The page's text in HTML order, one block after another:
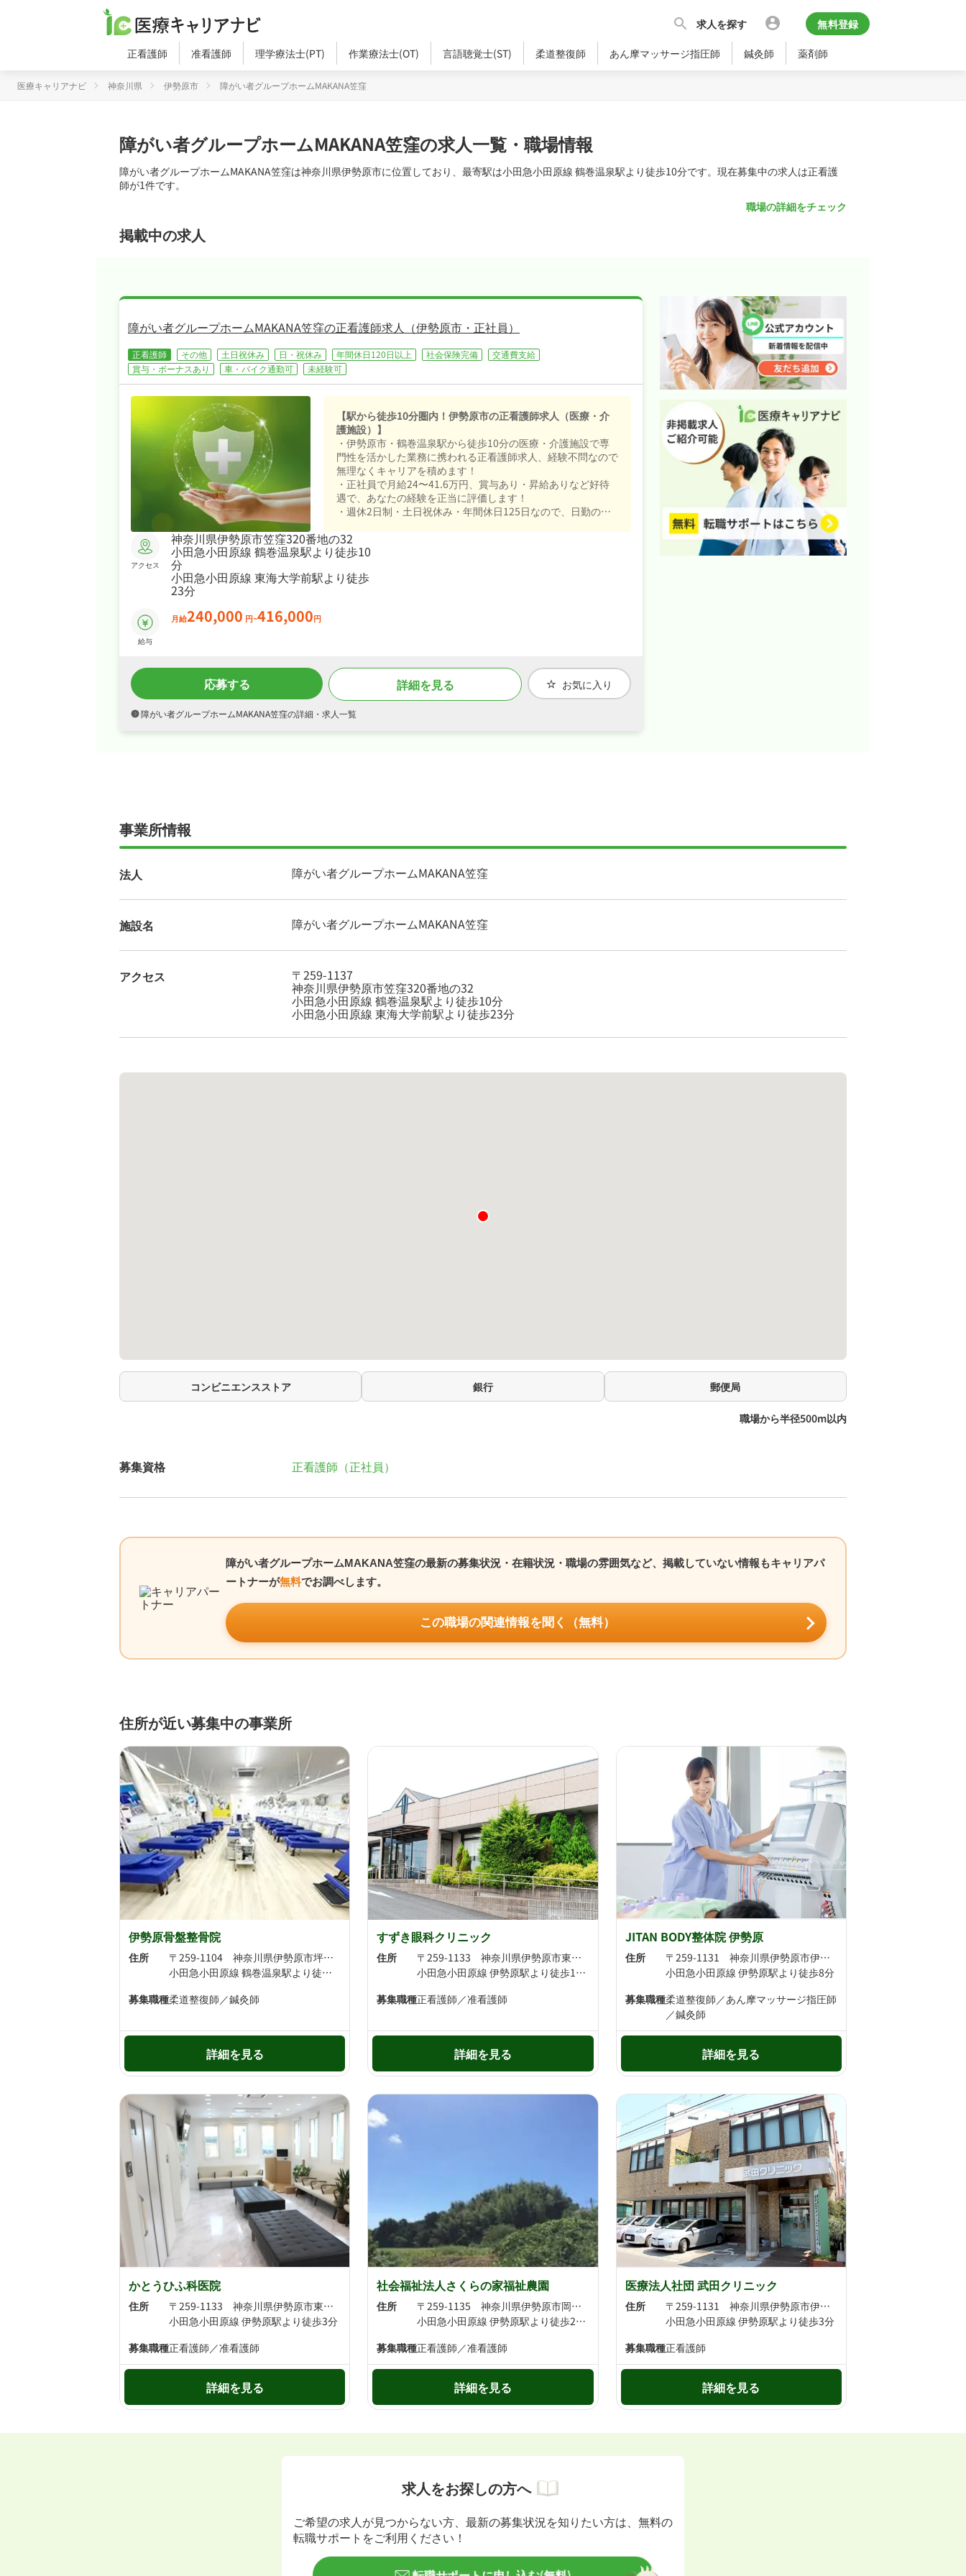
求人を探す 無料登録
正看護師 准看護師 理学療法士(PT) 作業療法士(OT) 言語聴覚士(ST) 柔道整復師 あん摩マッサージ指圧師 鍼灸師 薬剤師
医療キャリアナビ 神奈川県 伊勢原市 障がい者グループホームMAKANA笠窪
障がい者グループホームMAKANA笠窪の求人一覧・職場情報
障がい者グループホームMAKANA笠窪は神奈川県伊勢原市に位置しており、最寄駅は小田急小田原線 鶴巻温泉駅より徒歩10分です。現在募集中の求人は正看護
師が1件です。
職場の詳細をチェック
掲載中の求人
障がい者グループホームMAKANA笠窪の正看護師求人（伊勢原市・正社員）
正看護師 その他 土日祝休み 日・祝休み 年間休日120日以上 社会保険完備
交通費支給
賞与・ボーナスあり
車・バイク通勤可 未経験可
アクセス
神奈川県伊勢原市笠窪320番地の32
小田急小田原線 鶴巻温泉駅より徒歩10
分
小田急小田原線 東海大学前駅より徒歩
23分
給与
月給240,000 円~416,000円
【駅から徒歩10分圏内！伊勢原市の正看護師求人（医療・介
護施設）】
・伊勢原市・鶴巻温泉駅から徒歩10分の医療・介護施設で専
門性を活かした業務に携われる正看護師求人、経験不問なので
無理なくキャリアを積めます！
・正社員で月給24〜41.6万円、賞与あり・昇給ありなど好待
遇で、あなたの経験を正当に評価します！
・週休2日制・土日祝休み・年間休日125日なので、日勤のみ
・社会保険完備と手厚く、腰を据えて長く活躍できる職場で
す！
応募する 詳細を見る お気に入り
障がい者グループホームMAKANA笠窪の詳細・求人一覧
事業所情報
法人 障がい者グループホームMAKANA笠窪
施設名 障がい者グループホームMAKANA笠窪
アクセス 〒259-1137
神奈川県伊勢原市笠窪320番地の32
小田急小田原線 鶴巻温泉駅より徒歩10分
小田急小田原線 東海大学前駅より徒歩23分
コンビニエンスストア 銀行 郵便局
職場から半径500m以内
募集資格 正看護師（正社員）
障がい者グループホームMAKANA笠窪の最新の募集状況・在籍状況・職場の雰囲気など、掲載していない情報もキャリアパ
ートナーが無料でお調べします。
この職場の関連情報を聞く（無料）
住所が近い募集中の事業所
伊勢原骨盤整骨院
住所
〒259-1104 神奈川県伊勢原市坪ノ内241-2
小田急小田原線 鶴巻温泉駅より徒歩16分 小田急小田原線 東海大学前駅より徒歩29分
募集職種柔道整復師／鍼灸師
詳細を見る
すずき眼科クリニック
住所
〒259-1133 神奈川県伊勢原市東大竹1541-1
小田急小田原線 伊勢原駅より徒歩15分
募集職種正看護師／准看護師
詳細を見る
JITAN BODY整体院 伊勢原
住所
〒259-1131 神奈川県伊勢原市伊勢原2丁目8-25 大田屋店舗101
小田急小田原線 伊勢原駅より徒歩8分
募集職種柔道整復師／あん摩マッサージ指圧師
／鍼灸師
詳細を見る
かとうひふ科医院
住所
〒259-1133 神奈川県伊勢原市東大竹1-367-8
小田急小田原線 伊勢原駅より徒歩3分
募集職種正看護師／准看護師
詳細を見る
社会福祉法人さくらの家福祉農園
住所
〒259-1135 神奈川県伊勢原市岡崎6940-2
小田急小田原線 伊勢原駅より徒歩20分
募集職種正看護師／准看護師
詳細を見る
医療法人社団 武田クリニック
住所
〒259-1131 神奈川県伊勢原市伊勢原2丁目2-15
小田急小田原線 伊勢原駅より徒歩3分
募集職種正看護師
詳細を見る
求人をお探しの方へ
ご希望の求人が見つからない方、最新の募集状況を知りたい方は、無料の
転職サポートをご利用ください！